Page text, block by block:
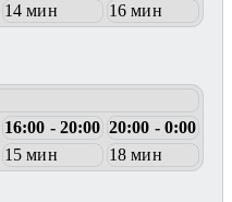
14 мин 16 мин
16:00 - 20:00 20:00 - 0:00
15 мин
18 мин